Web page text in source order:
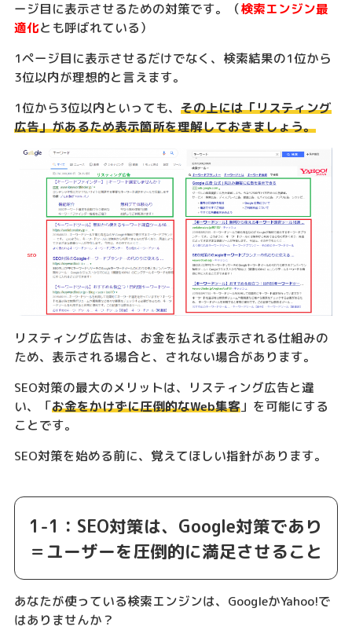
ージ目に表示させるための対策です。（検索エンジン最
適化とも呼ばれている）
1ページ目に表示させるだけでなく、検索結果の1位から
3位以内が理想的と言えます。
1位から3位以内といっても、 その上には「リスティング
広告」があるため表示箇所を理解しておきましょう。
リスティング広告は、お金を払えば表示される仕組みの
ため、表示される場合と、されない場合があります。
SEO対策の最大のメリットは、リスティング広告と違
い、「お金をかけずに圧倒的なWeb集客」を可能にする
ことです。
SEO対策を始める前に、覚えてほしい指針があります。
1-1：SEO対策は、Google対策であり
＝ユーザーを圧倒的に満足させること
あなたが使っている検索エンジンは、GoogleかYahoo!で
はありませんか？